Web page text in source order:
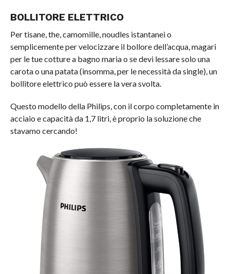
BOLLITORE ELETTRICO
Per tisane, the, camomille, noudles istantanei o
semplicemente per velocizzare il bollore dell’acqua, magari
per le tue cotture a bagno maria o se devi lessare solo una
carota o una patata (insomma, per le necessità da single), un
bollitore elettrico può essere la vera svolta.
Questo modello della Philips, con il corpo completamente in
acciaio e capacità da 1,7 litri, è proprio la soluzione che
stavamo cercando!